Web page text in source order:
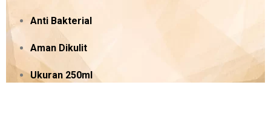
Anti Bakterial
Aman Dikulit
Ukuran 250ml